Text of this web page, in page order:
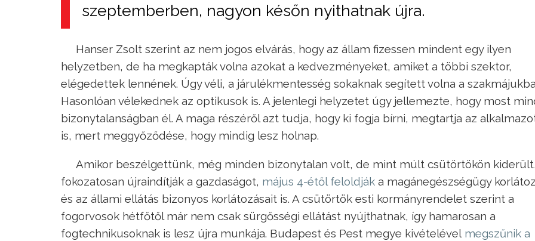
szeptemberben, nagyon későn nyithatnak újra.
Hanser Zsolt szerint az nem jogos elvárás, hogy az állam fizessen mindent egy ilyen
helyzetben, de ha megkapták volna azokat a kedvezményeket, amiket a többi szektor,
elégedettek lennének. Úgy véli, a járulékmentesség sokaknak segített volna a
Hasonlóan vélekednek az optikusok is. A jelenlegi helyzetet úgy jellemezte, hogy most
bizonytalanságban él. A maga részéről azt tudja, hogy ki fogja bírni, megtartja az
is, mert meggyőződése, hogy mindig lesz holnap.
Amikor beszélgettünk, még minden bizonytalan volt, de mint múlt csütörtökön kiderült,
fokozatosan újraindítják a gazdaságot, május 4-étől feloldják a magánegészségügy
és az állami ellátás bizonyos korlátozásait is. A csütörtök esti kormányrendelet szerint a
fogorvosok hétfőtől már nem csak sürgősségi ellátást nyújthatnak, így hamarosan a
fogtechnikusoknak is lesz újra munkája. Budapest és Pest megye kivételével megszűnik a